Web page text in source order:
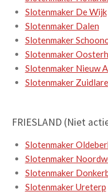
Slotenmaker De Wijk
Slotenmaker Dalen
Slotenmaker
Slotenmaker
Slotenmaker Nieuw
Slotenmaker
FRIESLAND (Niet
Slotenmaker
Slotenmaker
Slotenmaker
Slotenmaker Ureterp